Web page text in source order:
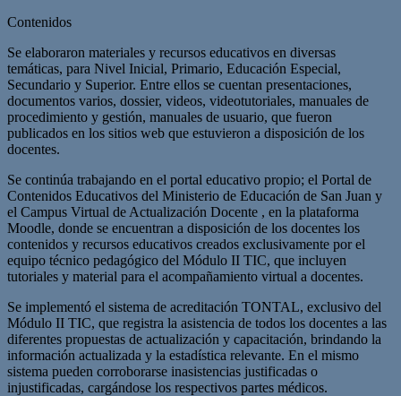
Contenidos
Se elaboraron materiales y recursos educativos en diversas
temáticas, para Nivel Inicial, Primario, Educación Especial,
Secundario y Superior. Entre ellos se cuentan presentaciones,
documentos varios, dossier, videos, videotutoriales, manuales de
procedimiento y gestión, manuales de usuario, que fueron
publicados en los sitios web que estuvieron a disposición de los
docentes.
Se continúa trabajando en el portal educativo propio; el Portal de
Contenidos Educativos del Ministerio de Educación de San Juan y
el Campus Virtual de Actualización Docente , en la plataforma
Moodle, donde se encuentran a disposición de los docentes los
contenidos y recursos educativos creados exclusivamente por el
equipo técnico pedagógico del Módulo II TIC, que incluyen
tutoriales y material para el acompañamiento virtual a docentes.
Se implementó el sistema de acreditación TONTAL, exclusivo del
Módulo II TIC, que registra la asistencia de todos los docentes a las
diferentes propuestas de actualización y capacitación, brindando la
información actualizada y la estadística relevante. En el mismo
sistema pueden corroborarse inasistencias justificadas o
injustificadas, cargándose los respectivos partes médicos.